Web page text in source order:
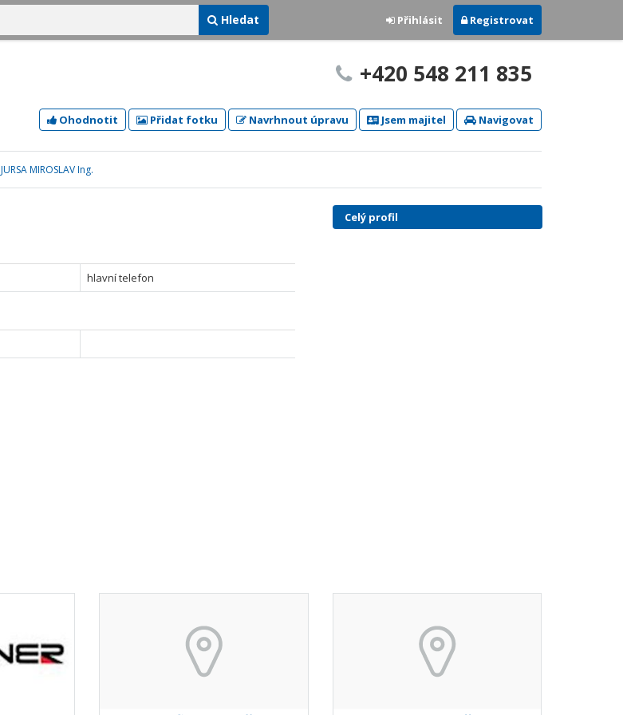
Hledat Přihlásit Registrovat
+420 548 211 835
Ohodnotit Přidat fotku Navrhnout úpravu Jsem majitel Navigovat
JURSA MIROSLAV Ing.
hlavní telefon
Celý profil